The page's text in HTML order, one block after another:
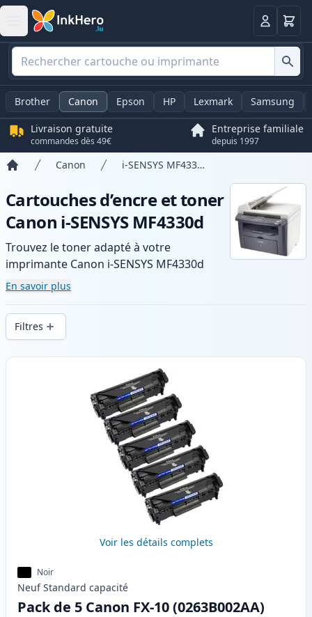
Panier
Brother Canon Epson HP Lexmark Samsung
Livraison gratuite
commandes dès 49€
Entreprise familiale
depuis 1997
Canon i-SENSYS MF4330d
Cartouches d’encre et toner
Canon i-SENSYS MF4330d
Trouvez le toner adapté à votre
imprimante Canon i-SENSYS MF4330d
avec notre gamme de cartouches
compatibles et haute capacité. Profitez
d’une qualité d’impression constante et
d’une livraison rapide depuis un stock
En savoir plus
Filtres
Produits
Voir les détails complets
Noir
Neuf Standard capacité
Pack de 5 Canon FX-10 (0263B002AA)